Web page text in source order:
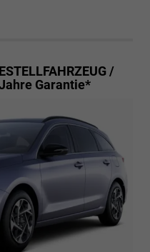
/
Jahre Garantie*